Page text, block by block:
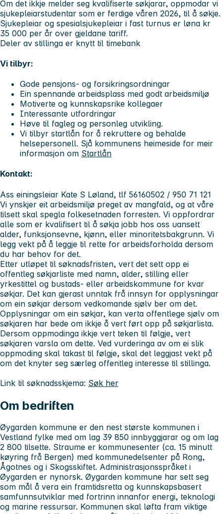
Om det ikkje melder seg kvalifiserte søkjarar, oppmodar vi
sjukepleiarstudentar som er ferdige våren 2026, til å søkje.
Sjukepleiar og spesialsjukepleiar i fast turnus er løna kr
35 000 per år over gjeldane tariff.
Deler av stillinga er knytt til timebank
Vi tilbyr:
Gode pensjons- og forsikringsordningar
Ein spennande arbeidsplass med godt arbeidsmiljø
Motiverte og kunnskapsrike kollegaer
Interessante utfordringar
Høve til fagleg og personleg utvikling.
Vi tilbyr startlån for å rekruttere og behalde
helsepersonell. Sjå kommunens heimeside for meir
informasjon om Startlån
Kontakt:
Ass einingsleiar Kate S Løland, tlf 56160502 / 950 71 121
Vi ynskjer eit arbeidsmiljø preget av mangfald, og at våre
tilsett skal spegla folkesetnaden forresten. Vi oppfordrar
alle som er kvalifisert til å søkja jobb hos oss uansett
alder, funksjonsevne, kjønn, eller minoritetsbakgrunn. Vi
legg vekt på å leggje til rette for arbeidsforholda dersom
du har behov for det.
Etter utløpet til søknadsfristen, vert det sett opp ei
offentleg søkjarliste med namn, alder, stilling eller
yrkestittel og bustads- eller arbeidskommune for kvar
søkjar. Det kan gjerast unntak frå innsyn for opplysningar
om ein søkjar dersom vedkomande sjølv ber om det.
Opplysningar om ein søkjar, kan verta offentlege sjølv om
søkjaren har bede om ikkje å vert ført opp på søkjarlista.
Dersom oppmodinga ikkje vert teken til følgje, vert
søkjaren varsla om dette. Ved vurderinga av om ei slik
oppmoding skal takast til følgje, skal det leggjast vekt på
om det knyter seg særleg offentleg interesse til stillinga.
Link til søknadsskjema: Søk her
Om bedriften
Øygarden kommune er den nest største kommunen i
Vestland fylke med om lag 39 850 innbyggjarar og om lag
2 800 tilsette. Straume er kommunesenter (ca. 15 minutt
køyring frå Bergen) med kommunedelsenter på Rong,
Ågotnes og i Skogsskiftet. Administrasjonsspråket i
Øygarden er nynorsk. Øygarden kommune har sett seg
som mål å vera ein framtidsretta og kunnskapsbasert
samfunnsutviklar med fortrinn innanfor energi, teknologi
og marine ressursar. Kommunen skal løfta fram viktige